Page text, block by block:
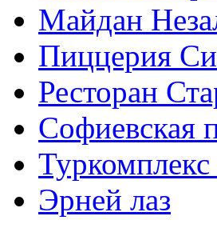
Майдан
Пиццерия
Ресторан
Софиевская
Эрней лаз